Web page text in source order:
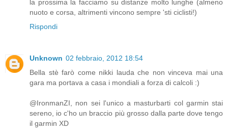
la prossima la facciamo su distanze molto lunghe (almeno
nuoto e corsa, altrimenti vincono sempre 'sti ciclisti!)
Rispondi
Unknown 02 febbraio, 2012 18:54
Bella stè farò come nikki lauda che non vinceva mai una
gara ma portava a casa i mondiali a forza di calcoli :)
@IronmanZI, non sei l'unico a masturbarti col garmin stai
sereno, io c'ho un braccio più grosso dalla parte dove tengo
il garmin XD